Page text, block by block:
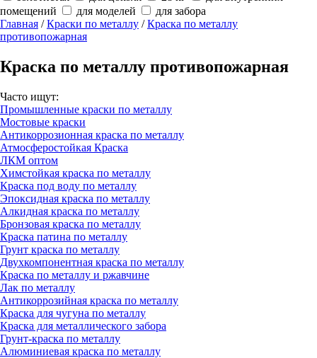
помещений
для моделей
для забора
Главная /Краски по металлу /Краска по металлу
противопожарная
Краска по металлу противопожарная
Часто ищут:
Промышленные краски по металлу
Мостовые краски
Антикоррозионная краска по металлу
Атмосферостойкая Краска
ЛКМ оптом
Химстойкая краска по металлу
Краска под воду по металлу
Эпоксидная краска по металлу
Алкидная краска по металлу
Бронзовая краска по металлу
Краска патина по металлу
Грунт краска по металлу
Двухкомпонентная краска по металлу
Краска по металлу и ржавчине
Лак по металлу
Антикоррозийная краска по металлу
Краска для чугуна по металлу
Краска для металлического забора
Грунт-краска по металлу
Алюминиевая краска по металлу